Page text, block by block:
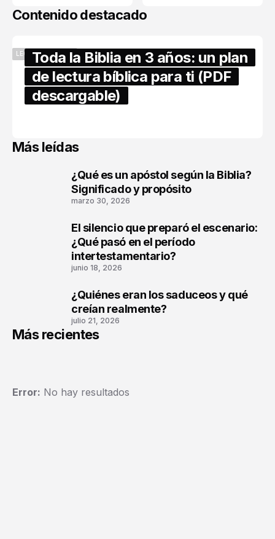
Contenido destacado
LECTURA BÍBLICA
Toda la Biblia en 3 años: un plan
de lectura bíblica para ti (PDF
descargable)
Más leídas
¿Qué es un apóstol según la Biblia?
Significado y propósito
marzo 30, 2026
El silencio que preparó el escenario:
¿Qué pasó en el período
intertestamentario?
junio 18, 2026
¿Quiénes eran los saduceos y qué
creían realmente?
julio 21, 2026
Más recientes
Error: No hay resultados